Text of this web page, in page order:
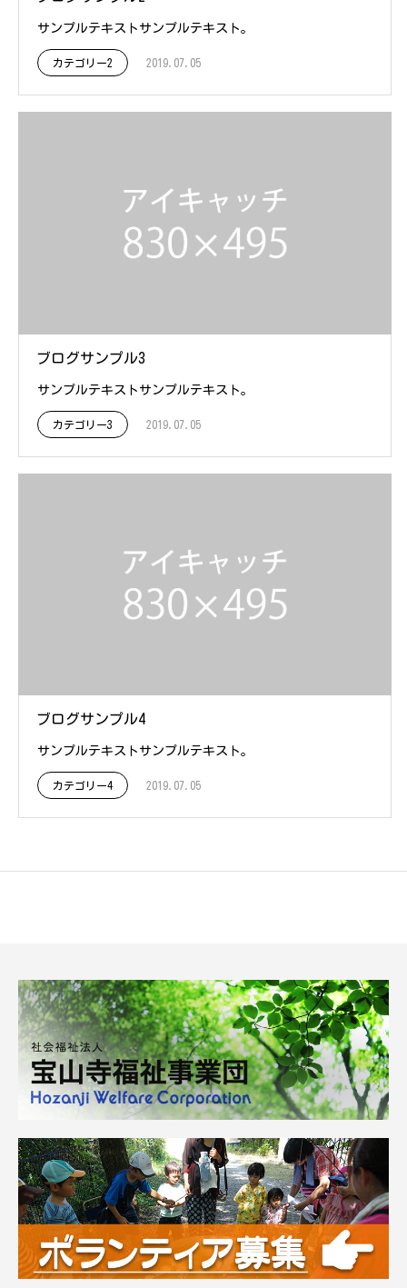
サンプルテキストサンプルテキスト。
カテゴリー2 2019.07.05
ブログサンプル3
サンプルテキストサンプルテキスト。
カテゴリー3 2019.07.05
ブログサンプル4
サンプルテキストサンプルテキスト。
カテゴリー4 2019.07.05